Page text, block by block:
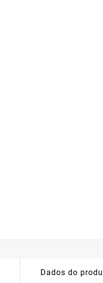
Dados do